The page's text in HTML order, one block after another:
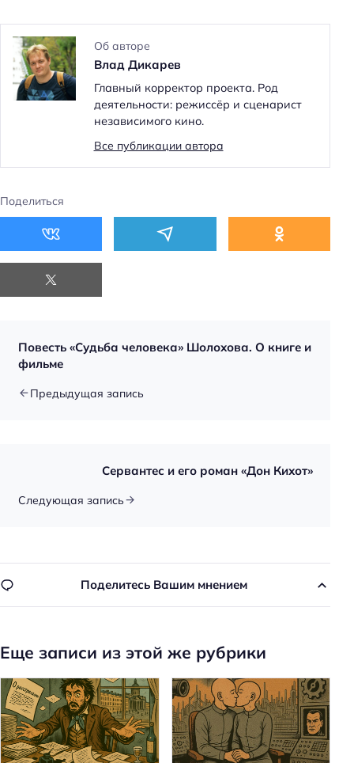
Об авторе
Влад Дикарев
Главный корректор проекта. Род
деятельности: режиссёр и сценарист
независимого кино.
Все публикации автора
Поделиться
Повесть «Судьба человека» Шолохова. О книге и
фильме
Предыдущая запись
Сервантес и его роман «Дон Кихот»
Следующая запись
Поделитесь Вашим мнением
Еще записи из этой же рубрики
Н
т